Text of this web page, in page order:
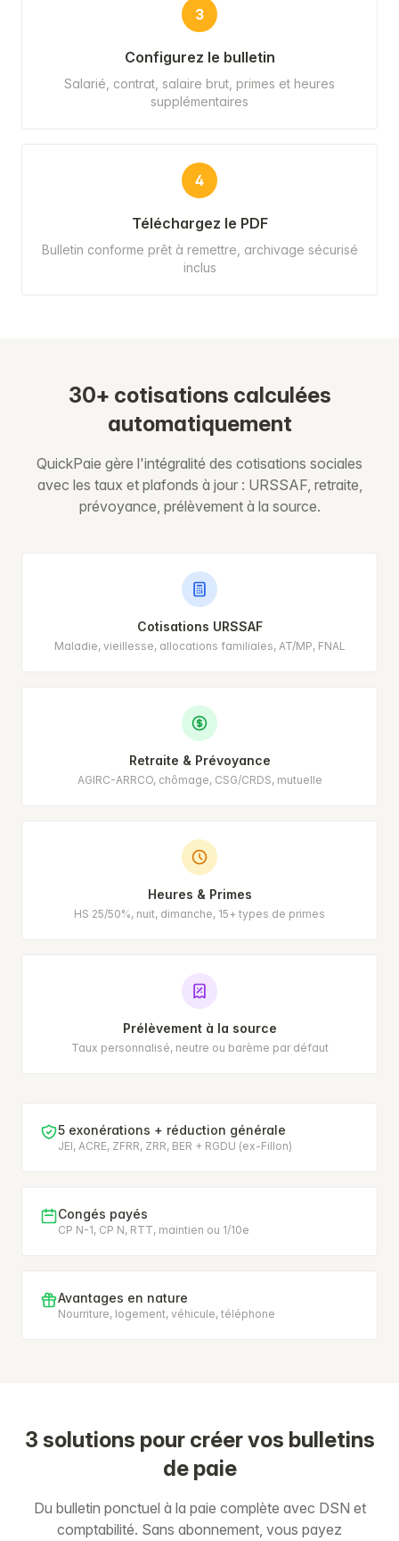
3
Configurez le bulletin
Salarié, contrat, salaire brut, primes et heures
supplémentaires
4
Téléchargez le PDF
Bulletin conforme prêt à remettre, archivage sécurisé
inclus
30+ cotisations calculées
automatiquement
QuickPaie gère l'intégralité des cotisations sociales
avec les taux et plafonds à jour : URSSAF, retraite,
prévoyance, prélèvement à la source.
Cotisations URSSAF
Maladie, vieillesse, allocations familiales, AT/MP, FNAL
Retraite & Prévoyance
AGIRC-ARRCO, chômage, CSG/CRDS, mutuelle
Heures & Primes
HS 25/50%, nuit, dimanche, 15+ types de primes
Prélèvement à la source
Taux personnalisé, neutre ou barème par défaut
5 exonérations + réduction générale
JEI, ACRE, ZFRR, ZRR, BER + RGDU (ex-Fillon)
Congés payés
CP N-1, CP N, RTT, maintien ou 1/10e
Avantages en nature
Nourriture, logement, véhicule, téléphone
3 solutions pour créer vos bulletins
de paie
Du bulletin ponctuel à la paie complète avec DSN et
comptabilité. Sans abonnement, vous payez